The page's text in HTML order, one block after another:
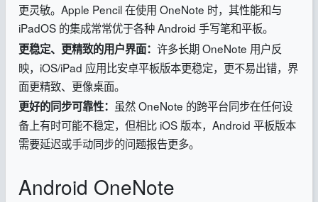
更灵敏。Apple Pencil 在使用 OneNote 时，其性能和与
iPadOS 的集成常常优于各种 Android 手写笔和平板。
更稳定、更精致的用户界面： 许多长期 OneNote 用户反
映，iOS/iPad 应用比安卓平板版本更稳定，更不易出错，界
面更精致、更像桌面。
更好的同步可靠性： 虽然 OneNote 的跨平台同步在任何设
备上有时可能不稳定，但相比 iOS 版本，Android 平板版本
需要延迟或手动同步的问题报告更多。
Android OneNote